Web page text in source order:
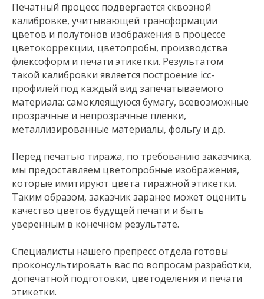
Печатный процесс подвергается сквозной
калибровке, учитывающей трансформации
цветов и полутонов изображения в процессе
цветокоррекции, цветопробы, производства
флексоформ и печати этикетки. Результатом
такой калибровки является построение icc-
профилей под каждый вид запечатываемого
материала: самоклеящуюся бумагу, всевозможные
прозрачные и непрозрачные пленки,
металлизированные материалы, фольгу и др.
Перед печатью тиража, по требованию заказчика,
мы предоставляем цветопробные изображения,
которые имитируют цвета тиражной этикетки.
Таким образом, заказчик заранее может оценить
качество цветов будущей печати и быть
уверенным в конечном результате.
Специалисты нашего препресс отдела готовы
проконсультировать вас по вопросам разработки,
допечатной подготовки, цветоделения и печати
этикетки.